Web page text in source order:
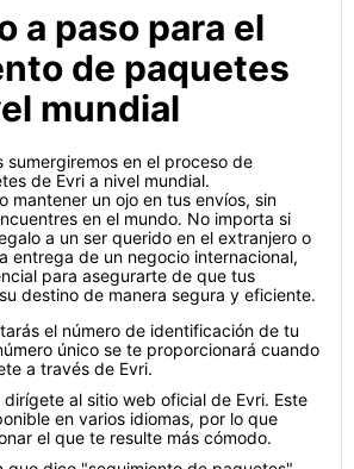
a paso para el
de paquetes
mundial
sumergiremos en el proceso de
de Evri a nivel mundial.
mantener un ojo en tus envíos, sin
en el mundo. No importa si
a un ser querido en el extranjero o
entrega de un negocio internacional,
para asegurarte de que tus
destino de manera segura y eficiente.
el número de identificación de tu
único se te proporcionará cuando
a través de Evri.
al sitio web oficial de Evri. Este
en varios idiomas, por lo que
el que te resulte más cómodo.